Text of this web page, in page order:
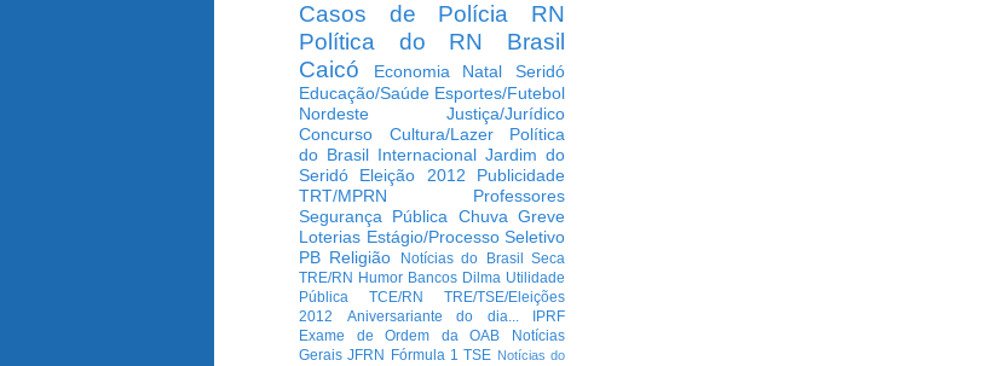
Casos de Polícia
RN
Política do RN
Brasil
Caicó
Economia Natal
Seridó
Educação/Saúde Esportes/Futebol
Nordeste
Justiça/Jurídico
Concurso
Cultura/Lazer
Política
do Brasil Internacional Jardim do
Seridó
Eleição 2012
Publicidade
TRT/MPRN
Professores
Segurança Pública Chuva Greve
Loterias Estágio/Processo Seletivo
PB Religião Notícias do Brasil
Seca
TRE/RN Humor Bancos Dilma Utilidade
Pública
TCE/RN
TRE/TSE/Eleições
2012
Aniversariante do dia...
IPRF
Exame de Ordem da OAB
Notícias
Gerais JFRN Fórmula 1 TSE Notícias do